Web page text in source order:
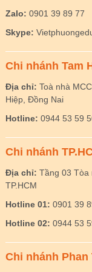
Zalo: 0901 39 89 77
Skype:
Chi nhánh Tam
Địa chỉ: Toà nhà
Hiệp, Đồng Nai
Hotline: 0944 53 59
Chi nhánh
Địa chỉ: Tầng 03 Tòa
TP.HCM
Hotline 01: 0901 39
Hotline 02: 0944 53
Chi nhánh Phan